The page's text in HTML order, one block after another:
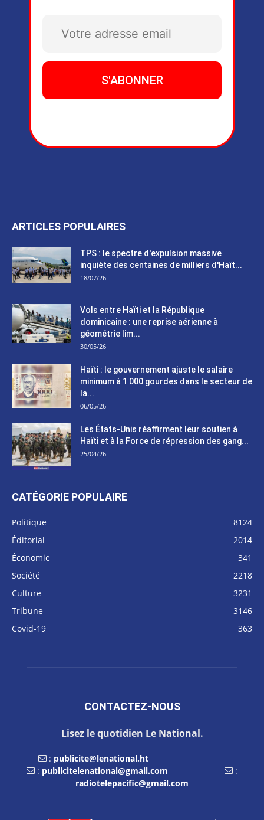
ARTICLES POPULAIRES
TPS : le spectre d'expulsion massive
inquiète des centaines de milliers d'Haït...
18/07/26
Vols entre Haïti et la République
dominicaine : une reprise aérienne à
géométrie lim...
30/05/26
Haïti : le gouvernement ajuste le salaire
minimum à 1 000 gourdes dans le secteur de
la...
06/05/26
Les États-Unis réaffirment leur soutien à
Haïti et à la Force de répression des gang...
25/04/26
CATÉGORIE POPULAIRE
Politique
8124
Éditorial
2014
Économie
341
Société
2218
Culture
3231
Tribune
3146
Covid-19
363
CONTACTEZ-NOUS
Lisez le quotidien Le National.
: publicite@lenational.ht
: publicitelenational@gmail.com
:
radiotelepacific@gmail.com